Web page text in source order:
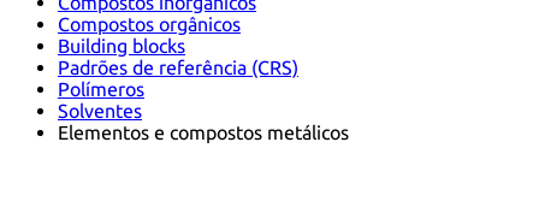
Compostos orgânicos
Building blocks
Padrões de referência (CRS)
Polímeros
Solventes
Elementos e compostos metálicos